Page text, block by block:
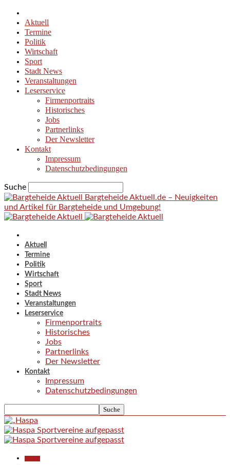
Aktuell
Termine
Politik
Wirtschaft
Sport
Stadt News
Veranstaltungen
Leserservice
Firmenportraits
Historisches
Jobs
Partnerlinks
Der Newsletter
Kontakt
Impressum
Datenschutzbedingungen
Suche
Bargteheide Aktuell.de – Neuigkeiten
und Artikel für Bargteheide und Umgebung!
Aktuell
Termine
Politik
Wirtschaft
Sport
Stadt News
Veranstaltungen
Leserservice
Firmenportraits
Historisches
Jobs
Partnerlinks
Der Newsletter
Kontakt
Impressum
Datenschutzbedingungen